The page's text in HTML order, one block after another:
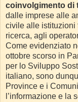
coinvolgimento di
dalle imprese alle
civile alle istituzioni
ricerca, agli
Come evidenziato
ottobre scorso in
per lo Sviluppo
italiano, sono
Province e i
l’informazione e la